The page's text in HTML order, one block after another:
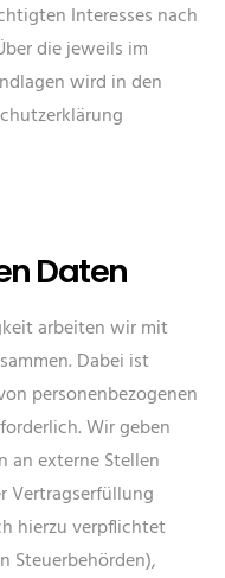
Interesses nach
die jeweils im
wird in den
Daten
arbeiten wir mit
Dabei ist
personenbezogenen
Wir geben
an externe Stellen
Vertragserfüllung
hierzu verpflichtet
Steuerbehörden),